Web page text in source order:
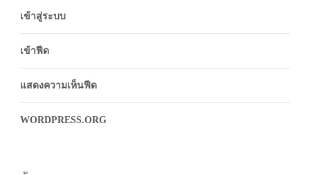
เข้าสู่ระบบ
เข้าฟีด
แสดงความเห็นฟีด
WORDPRESS.ORG